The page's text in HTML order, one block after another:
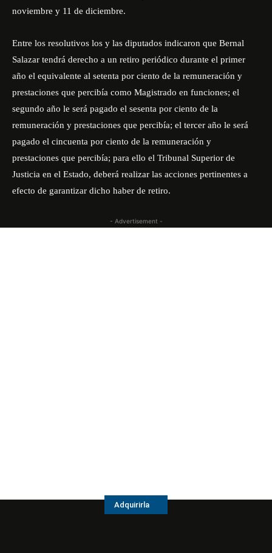
noviembre y 11 de diciembre.
Entre los resolutivos los y las diputados indicaron que Bernal
Salazar tendrá derecho a un retiro periódico durante el primer
año el equivalente al setenta por ciento de la remuneración y
prestaciones que percibía como Magistrado en funciones; el
segundo año le será pagado el sesenta por ciento de la
remuneración y prestaciones que percibía; el tercer año le será
pagado el cincuenta por ciento de la remuneración y
prestaciones que percibía; para ello el Tribunal Superior de
Justicia en el Estado, deberá realizar las acciones pertinentes a
efecto de garantizar dicho haber de retiro.
- Advertisement -
Adquirirla